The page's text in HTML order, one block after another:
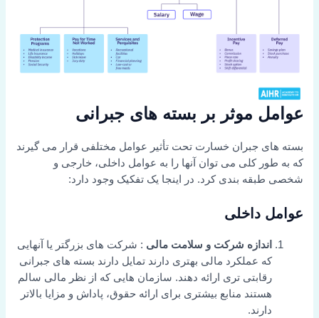
عوامل موثر بر بسته های جبرانی
بسته های جبران خسارت تحت تأثیر عوامل مختلفی قرار می گیرند
که به طور کلی می توان آنها را به عوامل داخلی، خارجی و
شخصی طبقه بندی کرد. در اینجا یک تفکیک وجود دارد:
عوامل داخلی
اندازه شرکت و سلامت مالی : شرکت های بزرگتر یا آنهایی
که عملکرد مالی بهتری دارند تمایل دارند بسته های جبرانی
رقابتی تری ارائه دهند. سازمان هایی که از نظر مالی سالم
هستند منابع بیشتری برای ارائه حقوق، پاداش و مزایا بالاتر
دارند.